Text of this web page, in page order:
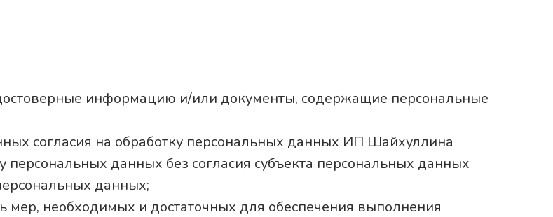
информацию и/или документы, содержащие персональные
согласия на обработку персональных данных ИП Шайхуллина
данных без согласия субъекта персональных данных
данных;
мер, необходимых и достаточных для обеспечения выполнения